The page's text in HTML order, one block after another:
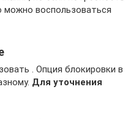
можно воспользоваться
. Опция блокировки в
Для уточнения